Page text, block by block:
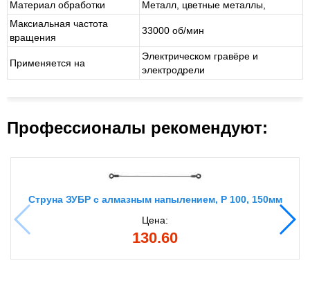
Материал обработки
Металл, цветные металлы,
Максиальная частота
вращения
33000 об/мин
Применяется на
Электрическом гравёре и
электродрели
Профессионалы рекомендуют:
Струна ЗУБР с алмазным напылением, P 100, 150мм
Цена:
130.60